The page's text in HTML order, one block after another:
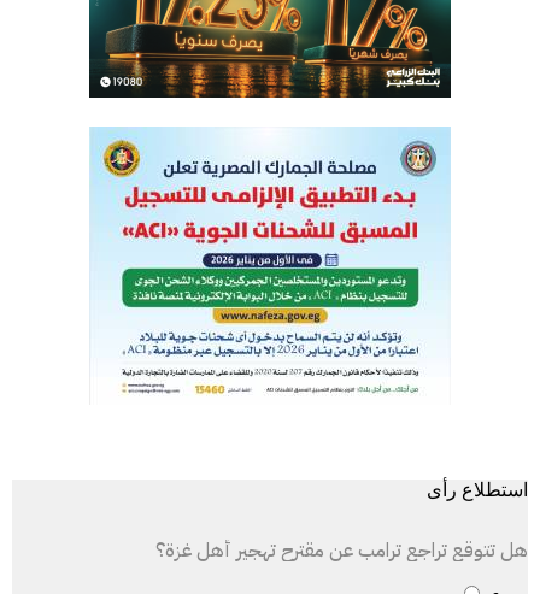
استطلاع رأى
هل تتوقع تراجع ترامب عن مقترح تهجير أهل غزة؟